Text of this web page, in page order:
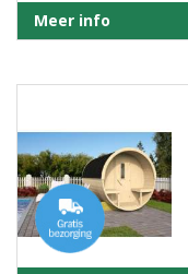
Meer info